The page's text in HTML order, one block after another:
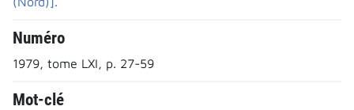
Numéro
1979, tome LXI, p. 27-59
Mot-clé